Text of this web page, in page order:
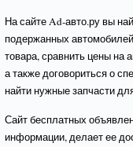
На сайте Ad-авто.ру вы
подержанных
товара, сравнить цены на
а также договориться о
найти нужные запчасти
Сайт бесплатных
информации, делает ее